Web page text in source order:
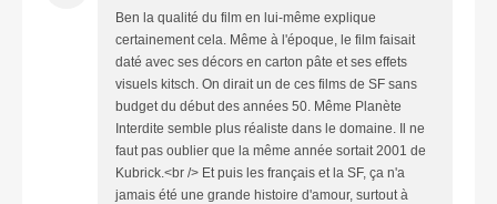
Ben la qualité du film en lui-même explique
certainement cela. Même à l'époque, le film faisait
daté avec ses décors en carton pâte et ses effets
visuels kitsch. On dirait un de ces films de SF sans
budget du début des années 50. Même Planète
Interdite semble plus réaliste dans le domaine. Il ne
faut pas oublier que la même année sortait 2001 de
Kubrick.<br /> Et puis les français et la SF, ça n'a
jamais été une grande histoire d'amour, surtout à